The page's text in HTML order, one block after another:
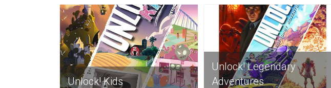
Unlock! Kids
Unlock! Legendary
Adventures